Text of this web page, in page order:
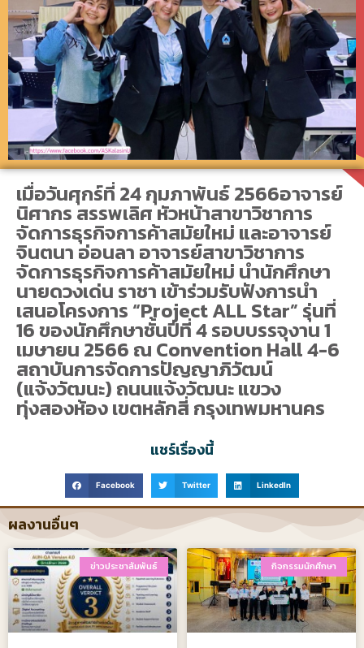
เมื่อวันศุกร์ที่ 24 กุมภาพันธ์ 2566อาจารย์
นิศากร สรรพเลิศ หัวหน้าสาขาวิชาการ
จัดการธุรกิจการค้าสมัยใหม่ และอาจารย์
จินตนา อ่อนลา อาจารย์สาขาวิชาการ
จัดการธุรกิจการค้าสมัยใหม่ นำนักศึกษา
นายดวงเด่น ราชา เข้าร่วมรับฟังการนำ
เสนอโครงการ “Project ALL Star” รุ่นที่
16 ของนักศึกษาชั้นปีที่ 4 รอบบรรจุงาน 1
เมษายน 2566 ณ Convention Hall 4-6
สถาบันการจัดการปัญญาภิวัฒน์
(แจ้งวัฒนะ) ถนนแจ้งวัฒนะ แขวง
ทุ่งสองห้อง เขตหลักสี่ กรุงเทพมหานคร
แชร์เรื่องนี้
Facebook Twitter LinkedIn
ผลงานอื่นๆ
ข่าวประชาสัมพันธ์ กิจกรรมนักศึกษา